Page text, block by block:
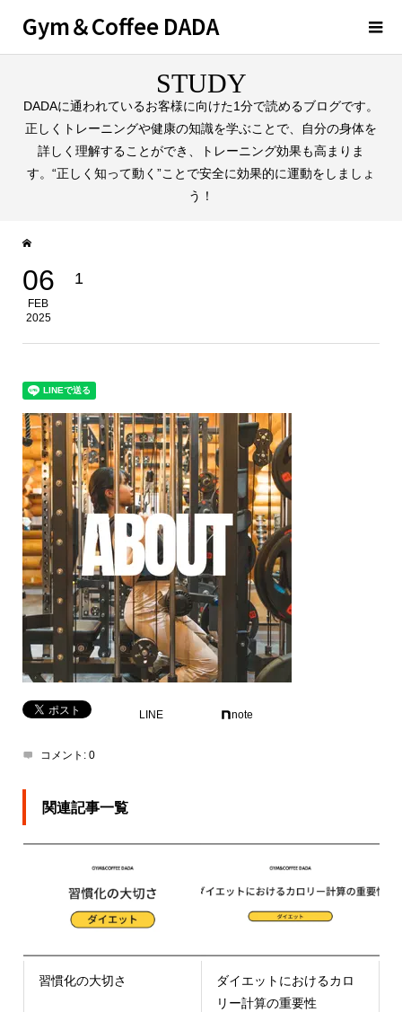
Gym＆Coffee DADA
STUDY
DADAに通われているお客様に向けた1分で読めるブログです。
正しくトレーニングや健康の知識を学ぶことで、自分の身体を
詳しく理解することができ、トレーニング効果も高まりま
す。“正しく知って動く”ことで安全に効果的に運動をしましょ
う！
06
FEB
2025
1
LINE note
コメント: 0
関連記事一覧
習慣化の大切さ
ダイエットにおけるカロ
リー計算の重要性